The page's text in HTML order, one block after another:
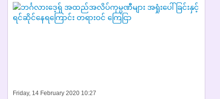
Friday, 14 February 2020 10:27